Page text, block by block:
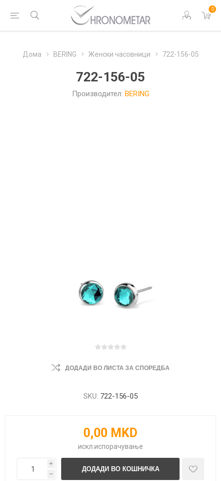
0
Дома BERING Женски часовници 722-156-05
722-156-05
Производител: BERING
ДОДАДИ ВО ЛИСТА ЗА СПОРЕДБА
SKU: 722-156-05
0,00 MKD
искл. испорачување
i
h